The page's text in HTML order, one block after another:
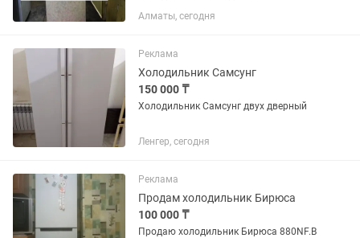
Алматы, сегодня
Реклама
Холодильник Самсунг
150 000 ₸
Холодильник Самсунг двух дверный
Ленгер, сегодня
Реклама
Продам холодильник Бирюса
100 000 ₸
Продаю холодильник Бирюса 880NF.В